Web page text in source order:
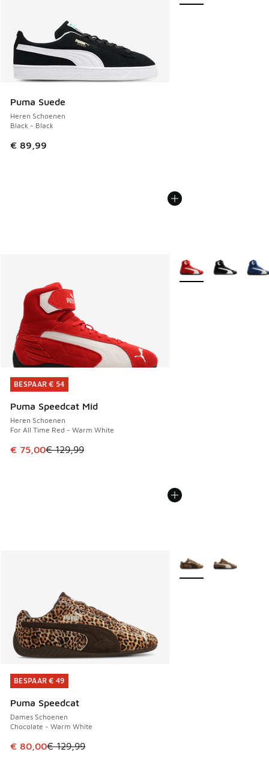
Puma Suede
Heren Schoenen
Black - Black
€ 89,99
BESPAAR € 54
Puma Speedcat Mid
Heren Schoenen
For All Time Red - Warm White
Dit artikel is in de uitverkoop. Dit artikel is in de
€ 75,00€ 129,99
BESPAAR € 54
Meer kleuren
BESPAAR € 49
Puma Speedcat
Dames Schoenen
Chocolate - Warm White
Dit artikel is in de uitverkoop. Dit artikel is in de
€ 80,00€ 129,99
BESPAAR € 49
Meer kleuren